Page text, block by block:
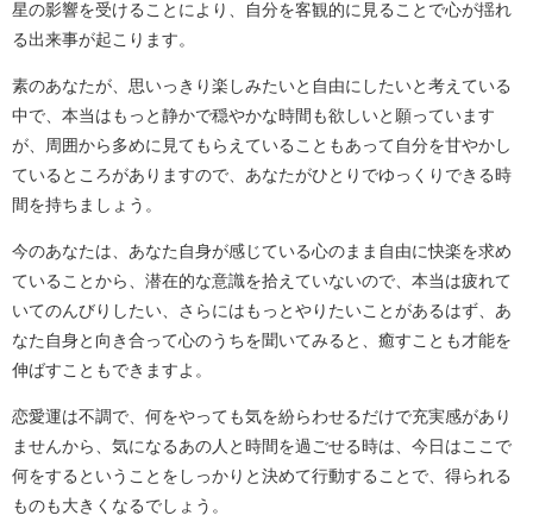
星の影響を受けることにより、自分を客観的に見ることで心が揺れ
る出来事が起こります。
素のあなたが、思いっきり楽しみたいと自由にしたいと考えている
中で、本当はもっと静かで穏やかな時間も欲しいと願っています
が、周囲から多めに見てもらえていることもあって自分を甘やかし
ているところがありますので、あなたがひとりでゆっくりできる時
間を持ちましょう。
今のあなたは、あなた自身が感じている心のまま自由に快楽を求め
ていることから、潜在的な意識を拾えていないので、本当は疲れて
いてのんびりしたい、さらにはもっとやりたいことがあるはず、あ
なた自身と向き合って心のうちを聞いてみると、癒すことも才能を
伸ばすこともできますよ。
恋愛運は不調で、何をやっても気を紛らわせるだけで充実感があり
ませんから、気になるあの人と時間を過ごせる時は、今日はここで
何をするということをしっかりと決めて行動することで、得られる
ものも大きくなるでしょう。